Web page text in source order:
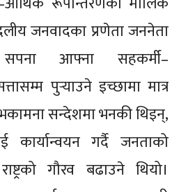
जनवादका प्रणेता जननेता
आफ्ना सहकर्मी–
पुर्‍याउने इच्छामा मात्र
सन्देशमा भनकी थिइन्,
कार्यान्वयन गर्दै जनताको
गौरव बढाउने थियो।